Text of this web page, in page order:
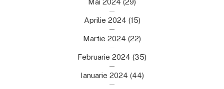
Mai 2024 (29)
Aprilie 2024 (15)
Martie 2024 (22)
Februarie 2024 (35)
Ianuarie 2024 (44)